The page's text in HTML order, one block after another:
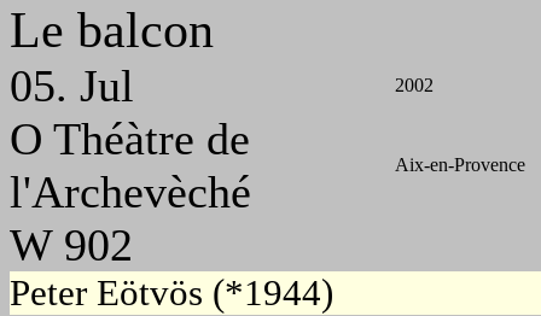
Le balcon
05. Jul 2002
O Théàtre de
l'Archevèché
Aix-en-Provence
W 902
Peter Eötvös (*1944)